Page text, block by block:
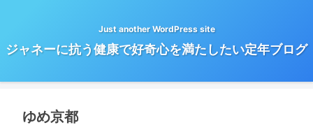
Just another WordPress site
ジャネーに抗う健康で好奇心を満たしたい定年ブログ
ゆめ京都